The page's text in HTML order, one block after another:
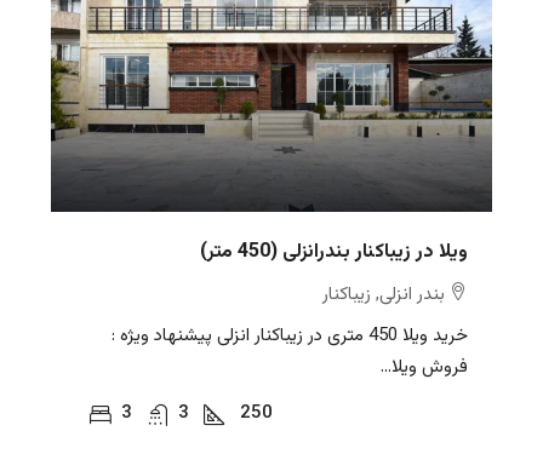
ویلا در زیباکنار بندرانزلی (450 متر)
بندر انزلی, زیباکنار
خرید ویلا 450 متری در زیباکنار انزلی پیشنهاد ویژه :
فروش ویلا...
3
3 250